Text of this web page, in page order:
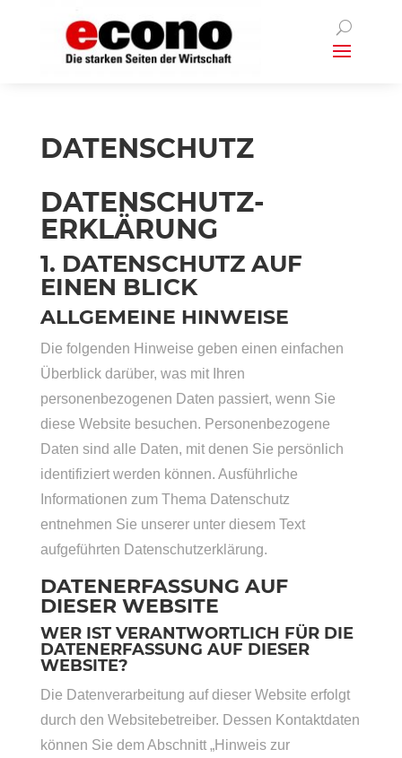
DATENSCHUTZ
DATENSCHUTZ­
ERKLÄRUNG
1. DATENSCHUTZ AUF
EINEN BLICK
ALLGEMEINE HINWEISE
Die folgenden Hinweise geben einen einfachen
Überblick darüber, was mit Ihren
personenbezogenen Daten passiert, wenn Sie
diese Website besuchen. Personenbezogene
Daten sind alle Daten, mit denen Sie persönlich
identifiziert werden können. Ausführliche
Informationen zum Thema Datenschutz
entnehmen Sie unserer unter diesem Text
aufgeführten Datenschutzerklärung.
DATENERFASSUNG AUF
DIESER WEBSITE
WER IST VERANTWORTLICH FÜR DIE
DATENERFASSUNG AUF DIESER
WEBSITE?
Die Datenverarbeitung auf dieser Website erfolgt
durch den Websitebetreiber. Dessen Kontaktdaten
können Sie dem Abschnitt „Hinweis zur